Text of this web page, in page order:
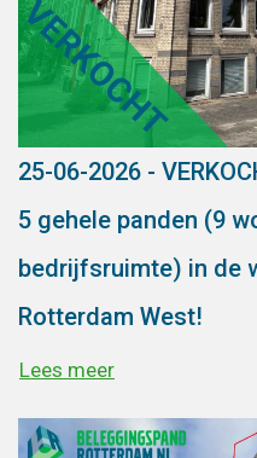
25-06-2026 -
5 gehele panden (9
bedrijfsruimte) in de
Rotterdam West!
Lees meer